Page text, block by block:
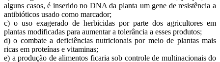
alguns casos, é inserido no DNA da planta um gene de resistência a
antibióticos usado como marcador;
c) o uso exagerado de herbicidas por parte dos agricultores em
plantas modificadas para aumentar a tolerância a esses produtos;
d) o combate a deficiências nutricionais por meio de plantas mais
ricas em proteínas e vitaminas;
e) a produção de alimentos ficaria sob controle de multinacionais do